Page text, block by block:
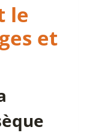
le
et